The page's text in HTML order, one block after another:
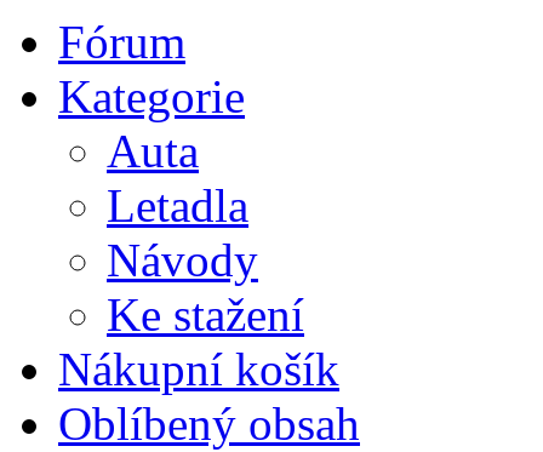
Fórum
Kategorie
Auta
Letadla
Návody
Ke stažení
Nákupní košík
Oblíbený obsah